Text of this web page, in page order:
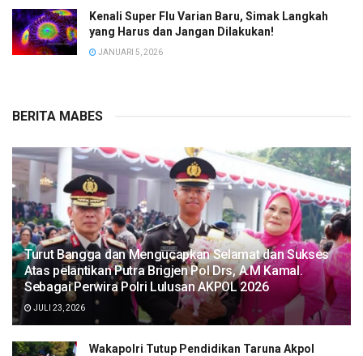
Kenali Super Flu Varian Baru, Simak Langkah
yang Harus dan Jangan Dilakukan!
JANUARI 5, 2026
BERITA MABES
Turut Bangga dan Mengucapkan Selamat dan Sukses
Atas pelantikan Putra Brigjen Pol Drs, A.M Kamal.
Sebagai Perwira Polri Lulusan AKPOL 2026
JULI 23, 2026
Wakapolri Tutup Pendidikan Taruna Akpol